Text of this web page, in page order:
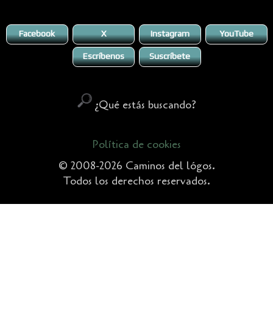
Facebook X Instagram YouTube
Escríbenos Suscríbete
¿Qué estás buscando?
Política de cookies
© 2008-2026 Caminos del lógos.
Todos los derechos reservados.